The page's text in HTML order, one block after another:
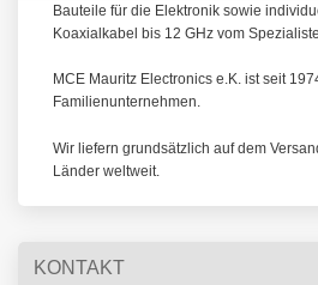
Bauteile für die Elektronik sowie
Koaxialkabel bis 12 GHz vom
MCE Mauritz Electronics e.K. ist seit
Familienunternehmen.
Wir liefern grundsätzlich auf dem
Länder weltweit.
KONTAKT